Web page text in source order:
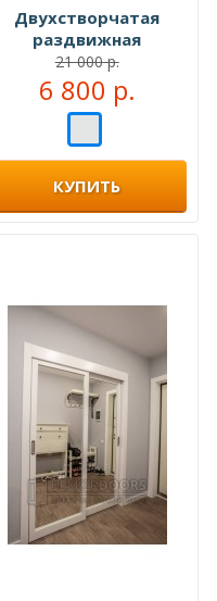
Двухстворчатая
раздвижная
перегородка №106666
21 000 р.
6 800 р.
КУПИТЬ